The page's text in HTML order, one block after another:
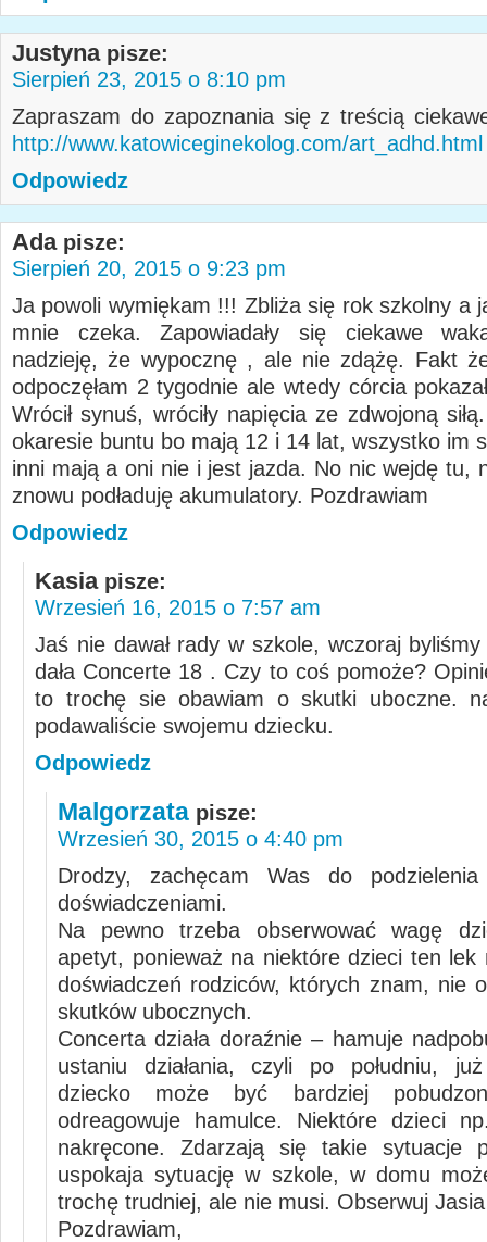
Justyna pisze:
Sierpień 23, 2015 o 8:10 pm
Zapraszam do zapoznania się z treścią
http://www.katowiceginekolog.com/art_adhd.html
Odpowiedz
Ada pisze:
Sierpień 20, 2015 o 9:23 pm
Ja powoli wymiękam !!! Zbliża się rok szkolny a
mnie czeka. Zapowiadały się ciekawe
nadzieję, że wypocznę , ale nie zdążę. Fakt
odpoczęłam 2 tygodnie ale wtedy córcia
Wrócił synuś, wróciły napięcia ze zdwojoną
okaresie buntu bo mają 12 i 14 lat, wszystko im
inni mają a oni nie i jest jazda. No nic wejdę tu,
znowu podładuję akumulatory. Pozdrawiam
Odpowiedz
Kasia pisze:
Wrzesień 16, 2015 o 7:57 am
Jaś nie dawał rady w szkole, wczoraj
dała Concerte 18 . Czy to coś pomoże?
to trochę sie obawiam o skutki uboczne.
podawaliście swojemu dziecku.
Odpowiedz
Malgorzata pisze:
Wrzesień 30, 2015 o 4:40 pm
Drodzy, zachęcam Was do
doświadczeniami.
Na pewno trzeba obserwować wagę
apetyt, ponieważ na niektóre dzieci ten lek
doświadczeń rodziców, których znam, nie
skutków ubocznych.
Concerta działa doraźnie – hamuje
ustaniu działania, czyli po południu,
dziecko może być bardziej
odreagowuje hamulce. Niektóre dzieci
nakręcone. Zdarzają się takie sytuacje
uspokaja sytuację w szkole, w domu
trochę trudniej, ale nie musi. Obserwuj
Pozdrawiam,